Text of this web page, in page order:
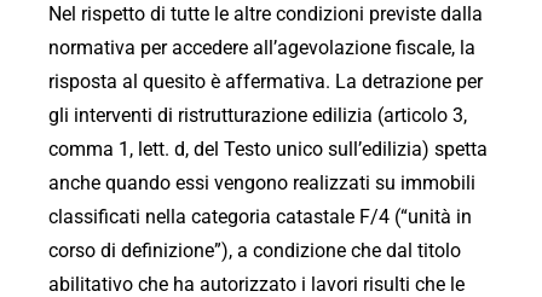
Nel rispetto di tutte le altre condizioni previste dalla
normativa per accedere all’agevolazione fiscale, la
risposta al quesito è affermativa. La detrazione per
gli interventi di ristrutturazione edilizia (articolo 3,
comma 1, lett. d, del Testo unico sull’edilizia) spetta
anche quando essi vengono realizzati su immobili
classificati nella categoria catastale F/4 (“unità in
corso di definizione”), a condizione che dal titolo
abilitativo che ha autorizzato i lavori risulti che le